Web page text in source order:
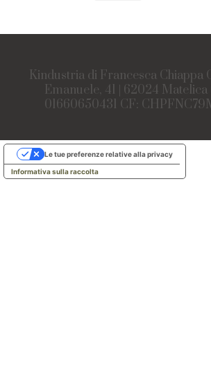
Kindustria di Francesca Chiappa
Emanuele, 41 | 62024 Matelica
01660650431 CF:
Informativa sulla raccolta
Le tue preferenze relative alla privacy